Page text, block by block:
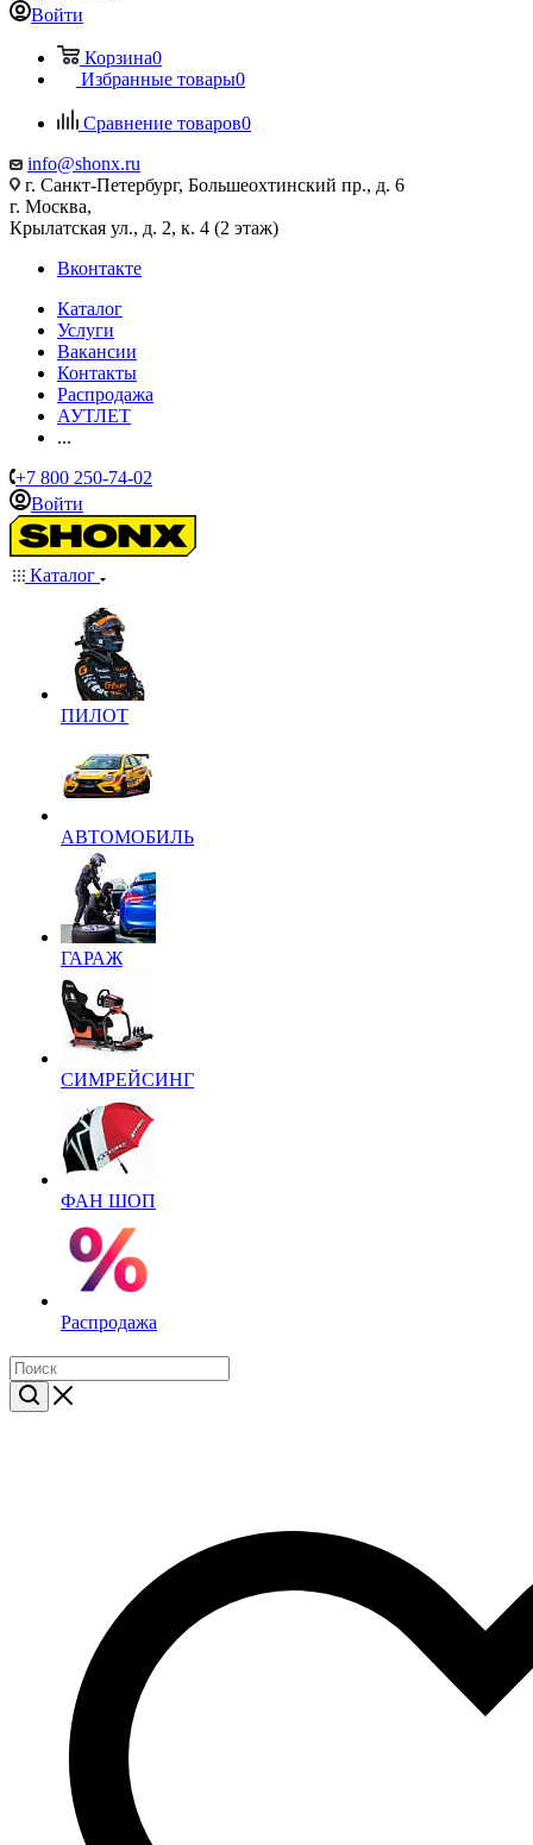
Войти
Корзина0
Избранные товары0
Сравнение товаров0
info@shonx.ru
г. Санкт-Петербург, Большеохтинский пр., д. 6
г. Москва,
Крылатская ул., д. 2, к. 4 (2 этаж)
Вконтакте
Каталог
Услуги
Вакансии
Контакты
Распродажа
АУТЛЕТ
...
+7 800 250-74-02
Войти
Каталог
ПИЛОТ
АВТОМОБИЛЬ
ГАРАЖ
СИМРЕЙСИНГ
ФАН ШОП
Распродажа